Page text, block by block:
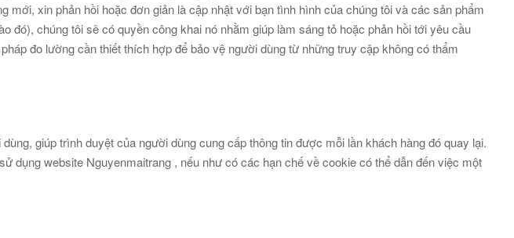
xin phản hồi hoặc đơn giản là cập nhật với bạn tình hình của chúng tôi và các sản phẩm
đó), chúng tôi sẽ có quyền công khai nó nhằm giúp làm sáng tỏ hoặc phản hồi tới yêu cầu
đo lường cần thiết thích hợp để bảo vệ người dùng từ những truy cập không có thẩm
giúp trình duyệt của người dùng cung cấp thông tin được mỗi lần khách hàng đó quay lại.
dụng website Nguyenmaitrang , nếu như có các hạn chế về cookie có thể dẫn đến việc một